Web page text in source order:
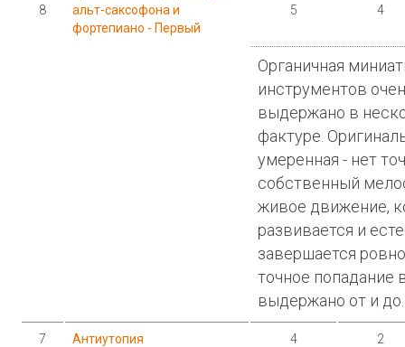
8
альт-саксофона и
фортепиано - Первый
5 4
Органичная
инструментов
выдержано в
фактуре.
умеренная - нет
собственный
живое движение,
развивается и
завершается
точное попадание
выдержано от и до.
7 Антиутопия 4 2